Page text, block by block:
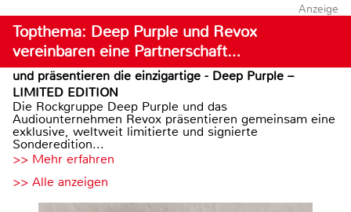
Anzeige
Topthema: Deep Purple und Revox
vereinbaren eine Partnerschaft…
und präsentieren die einzigartige - Deep Purple –
LIMITED EDITION
Die Rockgruppe Deep Purple und das
Audiounternehmen Revox präsentieren gemeinsam eine
exklusive, weltweit limitierte und signierte
Sonderedition...
>> Mehr erfahren
>> Alle anzeigen